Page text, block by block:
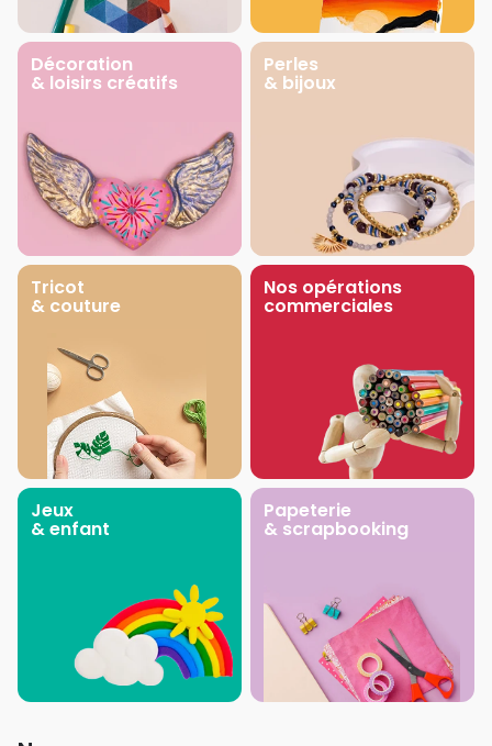
Décoration
& loisirs créatifs
Perles
& bijoux
Tricot
& couture
Nos opérations
commerciales
Jeux
& enfant
Papeterie
& scrapbooking